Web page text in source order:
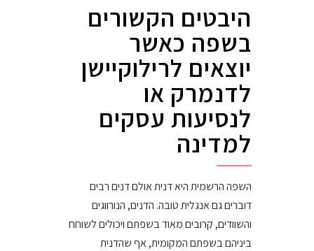
היבטים הקשורים
בשפה כאשר
יוצאים לרילוקיישן
לדנמרק או
לנסיעות עסקים
למדינה
השפה הרשמית היא דנית אולם דנים רבים
דוברים גם אנגלית טובה. הדנים, הנורווגים
והשוודים, קרובים מאוד בשפתם ויכולים לשוחח
ביניהם בשפתם המקומית, אף שהדנית